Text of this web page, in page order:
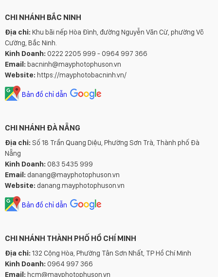
CHI NHÁNH BẮC NINH
Địa chỉ: Khu bãi nếp Hòa Đình, đường Nguyễn Văn Cừ, phường Võ
Cường, Bắc Ninh.
Kinh Doanh: 0222 2205 999 - 0964 997 366
Email: bacninh@mayphotophuson.vn
Website: https://mayphotobacninh.vn/
Bản đồ chỉ dẫn
CHI NHÁNH ĐÀ NẴNG
Địa chỉ: Số 18 Trần Quang Diệu, Phường Sơn Trà, Thành phố Đà
Nẵng
Kinh Doanh: 083 5435 999
Email: danang@mayphotophuson.vn
Website: danang.mayphotophuson.vn
Bản đồ chỉ dẫn
CHI NHÁNH THÀNH PHỐ HỒ CHÍ MINH
Địa chỉ: 132 Cộng Hòa, Phường Tân Sơn Nhất, TP Hồ Chí Minh
Kinh Doanh: 0964 997 366
Email: hcm@mayphotophuson.vn